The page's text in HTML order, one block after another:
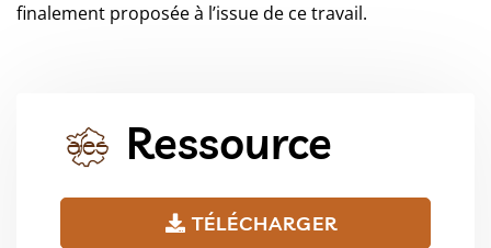
finalement proposée à l’issue de ce travail.
Ressource
TÉLÉCHARGER